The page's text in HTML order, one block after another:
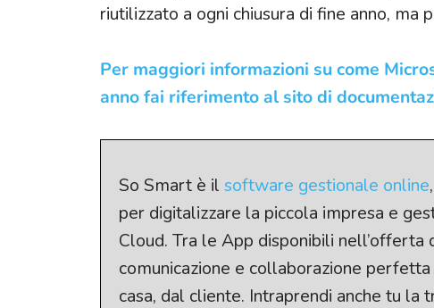
riutilizzato a ogni chiusura di fine anno,
Per maggiori informazioni su come
anno fai riferimento al sito di
So Smart è il software gestionale online
per digitalizzare la piccola impresa e
Cloud. Tra le App disponibili
comunicazione e collaborazione
casa, dal cliente. Intraprendi anche tu